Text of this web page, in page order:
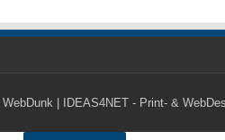
WebDunk | IDEAS4NET - Print- &